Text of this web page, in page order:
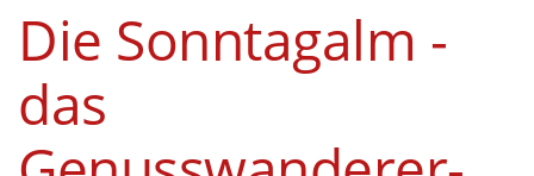
Die Sonntagalm -
das